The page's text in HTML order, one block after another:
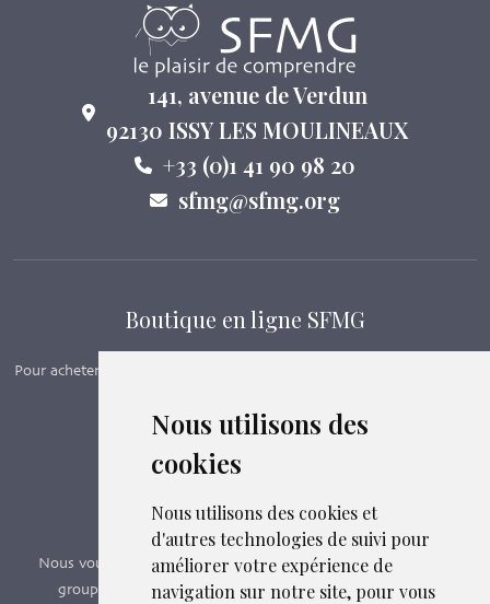
Nous utilisons des
cookies
Nous utilisons des cookies et
d'autres technologies de suivi pour
améliorer votre expérience de
navigation sur notre site, pour vous
141, avenue de Verdun
92130 ISSY LES MOULINEAUX
+33 (0)1 41 90 98 20
sfmg@sfmg.org
Boutique en ligne SFMG
Pour acheter nos manuels, adhérer et payer ses cotisations en ligne,
Boutique en ligne
Formations SFMG
Nous vous proposons des formations e-learning, présentiels,
groupes de pairs - Certificat QUALIOPI n° 2020/89171.3